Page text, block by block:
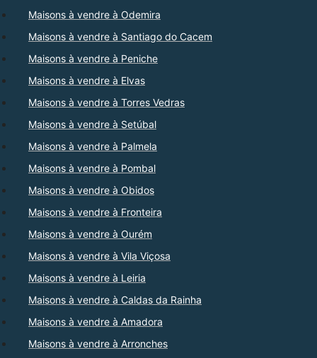
Maisons à vendre à Odemira
Maisons à vendre à Santiago do Cacem
Maisons à vendre à Peniche
Maisons à vendre à Elvas
Maisons à vendre à Torres Vedras
Maisons à vendre à Setúbal
Maisons à vendre à Palmela
Maisons à vendre à Pombal
Maisons à vendre à Obidos
Maisons à vendre à Fronteira
Maisons à vendre à Ourém
Maisons à vendre à Vila Viçosa
Maisons à vendre à Leiria
Maisons à vendre à Caldas da Rainha
Maisons à vendre à Amadora
Maisons à vendre à Arronches